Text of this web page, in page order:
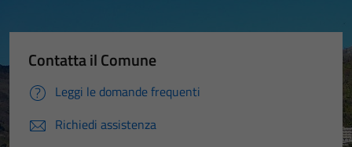
Contatta il Comune
Leggi le domande frequenti
Richiedi assistenza